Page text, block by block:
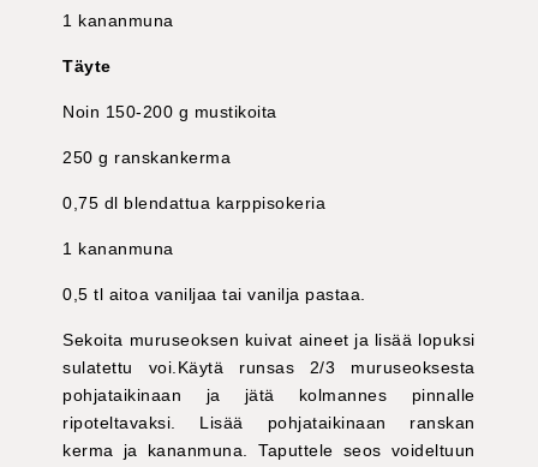
1 kananmuna
Täyte
Noin 150-200 g mustikoita
250 g ranskankerma
0,75 dl blendattua karppisokeria
1 kananmuna
0,5 tl aitoa vaniljaa tai vanilja pastaa.
Sekoita muruseoksen kuivat aineet ja lisää lopuksi
sulatettu voi.Käytä runsas 2/3 muruseoksesta
pohjataikinaan ja jätä kolmannes pinnalle
ripoteltavaksi. Lisää pohjataikinaan ranskan
kerma ja kananmuna. Taputtele seos voideltuun